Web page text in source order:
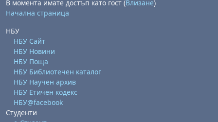
В момента имате достъп като гост (Влизане)
Начална страница
НБУ
НБУ Сайт
НБУ Новини
НБУ Поща
НБУ Библиотечен каталог
НБУ Научен архив
НБУ Етичен кодекс
НБУ@facebook
Студенти